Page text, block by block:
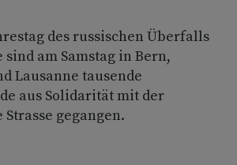
des russischen Überfalls
am Samstag in Bern,
Lausanne tausende
aus Solidarität mit der
gegangen.